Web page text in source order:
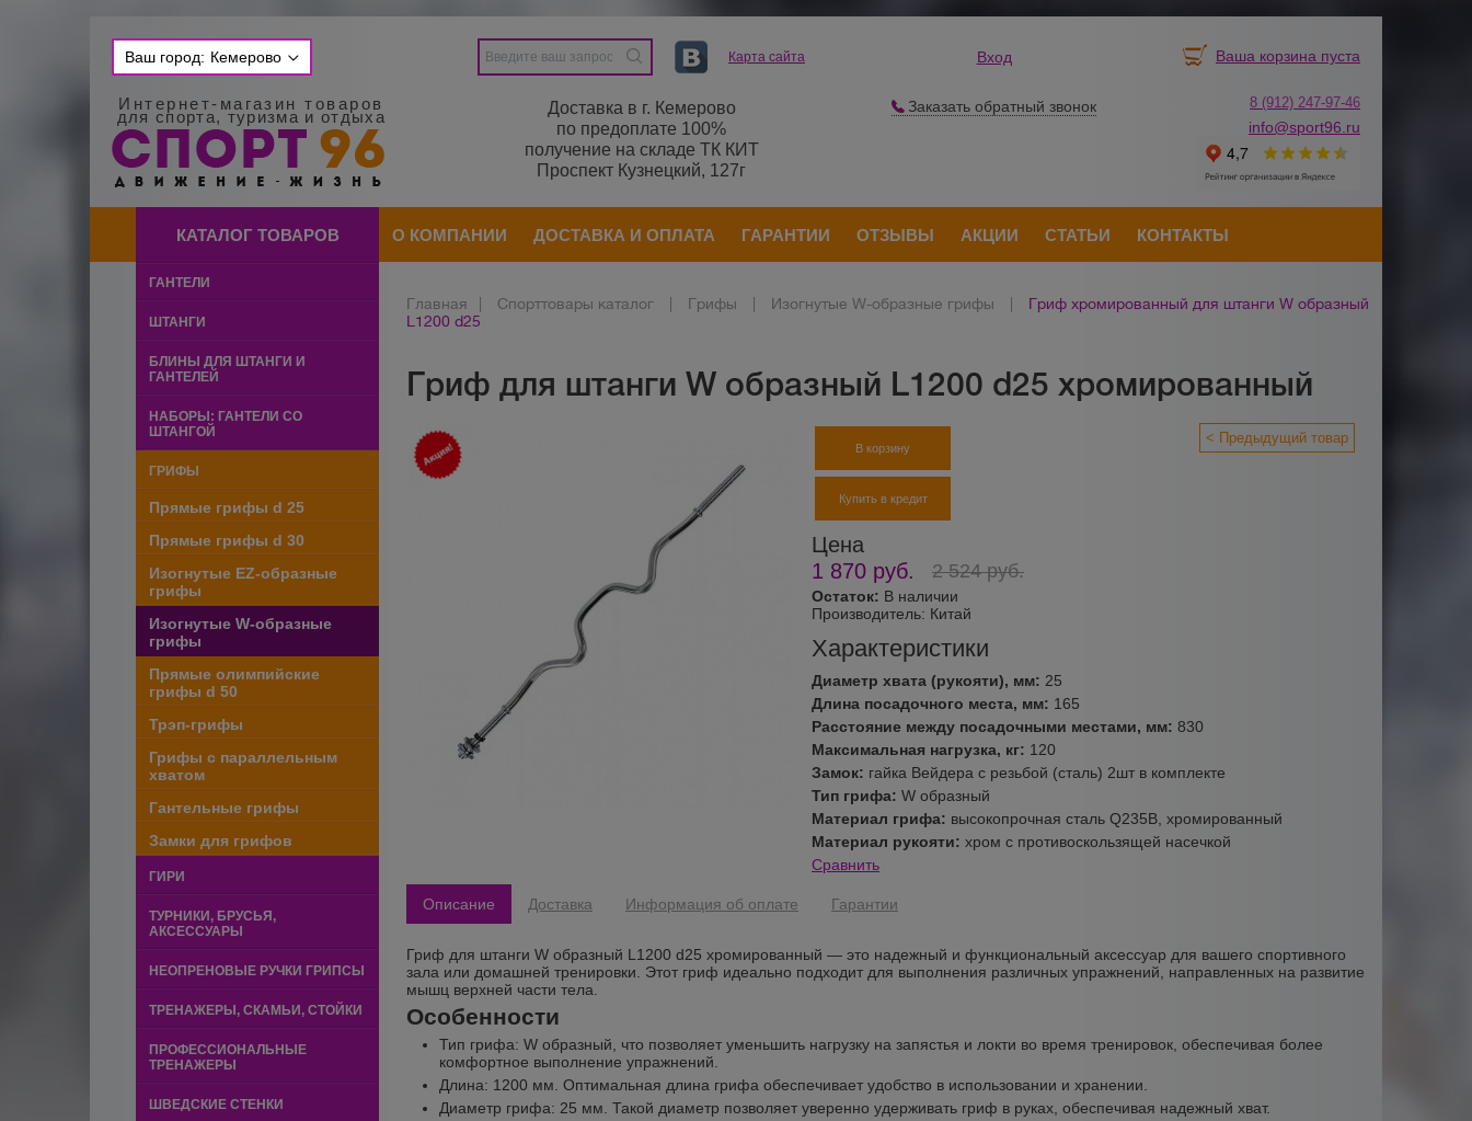
Ваш город: Кемерово
Интернет-магазин товаров
для спорта, туризма и отдыха
Карта сайта
Доставка в г. Кемерово
по предоплате 100%
получение на складе ТК КИТ
Проспект Кузнецкий, 127г
Вход
Заказать обратный звонок
Ваша корзина пуста
8 (912) 247-97-46
info@sport96.ru
КАТАЛОГ ТОВАРОВ О КОМПАНИИ ДОСТАВКА И ОПЛАТА ГАРАНТИИ ОТЗЫВЫ АКЦИИ СТАТЬИ КОНТАКТЫ
ГАНТЕЛИ
ШТАНГИ
БЛИНЫ ДЛЯ ШТАНГИ И
ГАНТЕЛЕЙ
НАБОРЫ: ГАНТЕЛИ СО
ШТАНГОЙ
ГРИФЫ
Прямые грифы d 25
Прямые грифы d 30
Изогнутые EZ-образные
грифы
Изогнутые W-образные
грифы
Прямые олимпийские
грифы d 50
Трэп-грифы
Грифы с параллельным
хватом
Гантельные грифы
Замки для грифов
ГИРИ
ТУРНИКИ, БРУСЬЯ,
АКСЕССУАРЫ
НЕОПРЕНОВЫЕ РУЧКИ ГРИПСЫ
ТРЕНАЖЕРЫ, СКАМЬИ, СТОЙКИ
ПРОФЕССИОНАЛЬНЫЕ
ТРЕНАЖЕРЫ
ШВЕДСКИЕ СТЕНКИ
Главная Спорттовары каталог Грифы Изогнутые W-образные грифы
Гриф хромированный для штанги W образный
L1200 d25
Гриф для штанги W образный L1200 d25 хромированный
< Предыдущий товар
Остаток: В наличии
Производитель: Китай
Характеристики
Диаметр хвата (рукояти), мм: 25
Длина посадочного места, мм: 165
Расстояние между посадочными местами, мм: 830
Максимальная нагрузка, кг: 120
Замок: гайка Вейдера с резьбой (сталь) 2шт в комплекте
Тип грифа: W образный
Материал грифа: высокопрочная сталь Q235B, хромированный
Материал рукояти: хром с противоскользящей насечкой
Цена
2 524 руб.
1 870 руб.
В корзину
Купить в кредит
Сравнить
Описание Доставка Информация об оплате Гарантии
Гриф для штанги W образный L1200 d25 хромированный — это надежный и функциональный аксессуар для вашего спортивного
зала или домашней тренировки. Этот гриф идеально подходит для выполнения различных упражнений, направленных на развитие
мышц верхней части тела.
Особенности
Тип грифа: W образный, что позволяет уменьшить нагрузку на запястья и локти во время тренировок, обеспечивая более
комфортное выполнение упражнений.
Длина: 1200 мм. Оптимальная длина грифа обеспечивает удобство в использовании и хранении.
Диаметр грифа: 25 мм. Такой диаметр позволяет уверенно удерживать гриф в руках, обеспечивая надежный хват.